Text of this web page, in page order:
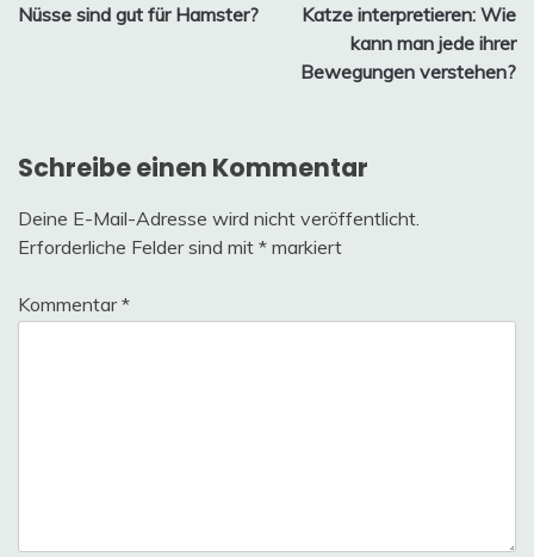
Nüsse sind gut für Hamster?
Katze interpretieren: Wie
kann man jede ihrer
Bewegungen verstehen?
Schreibe einen Kommentar
Deine E-Mail-Adresse wird nicht veröffentlicht.
Erforderliche Felder sind mit * markiert
Kommentar*